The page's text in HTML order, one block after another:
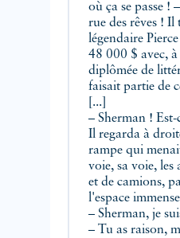
où ça se passe !
rue des rêves !
légendaire
48 000 $ avec, à ses côtés, une des plus belles femmes de New York – pas
faisait partie de ceux dont la destinée naturelle est... d'obtenir ce qu'ils veulent !
[...]
– Sherman !
Il regarda à
rampe qui menait
voie, sa voie, les
et de camions,
l'espace
– Sherman, je
– Tu as raison,